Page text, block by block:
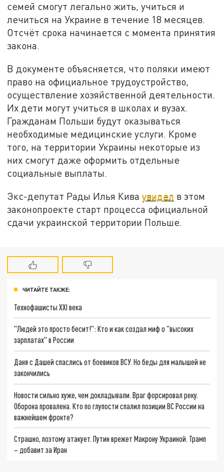
семей смогут легально жить, учиться и
лечиться на Украине в течение 18 месяцев.
Отсчёт срока начинается с момента принятия
закона.
В документе объясняется, что поляки имеют
право на официальное трудоустройство,
осуществление хозяйственной деятельности.
Их дети могут учиться в школах и вузах.
Гражданам Польши будут оказываться
необходимые медицинские услуги. Кроме
того, на территории Украины некоторые из
них смогут даже оформить отдельные
социальные выплаты.
Экс-депутат Рады Илья Киваувидел в этом
законопроекте старт процесса официальной
сдачи украинской территории Польше.
ЧИТАЙТЕ ТАКЖЕ:
Технофашисты XXI века
"Людей это просто бесит!": Кто и как создал миф о "высоких
зарплатах" в России
Даня с Дашей спаслись от боевиков ВСУ. Но беды для малышей не
закончились
Новости сильно хуже, чем докладывали. Враг форсировал реку.
Оборона провалена. Кто по глупости спалил позиции ВС России на
важнейшем фронте?
Страшно, поэтому атакует. Путин врежет Макрону Украиной. Трамп
– добавит за Иран